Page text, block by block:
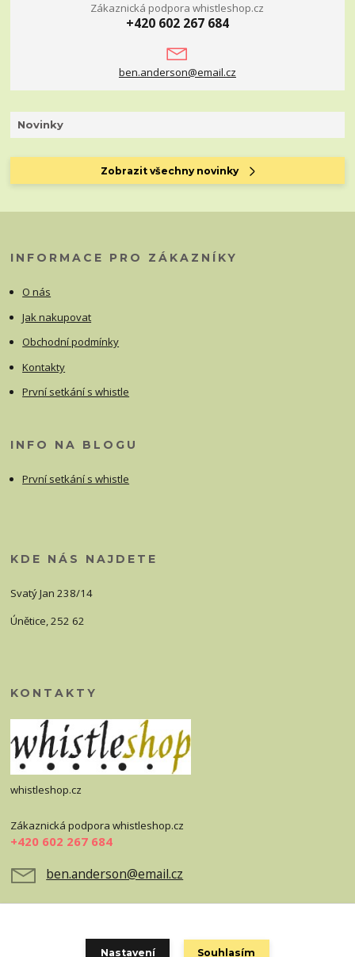
Zákaznická podpora whistleshop.cz
+420 602 267 684
ben.anderson@email.cz
Novinky
Zobrazit všechny novinky
INFORMACE PRO ZÁKAZNÍKY
O nás
Jak nakupovat
Obchodní podmínky
Kontakty
První setkání s whistle
INFO NA BLOGU
První setkání s whistle
KDE NÁS NAJDETE
Svatý Jan 238/14
Únětice, 252 62
KONTAKTY
whistleshop.cz
Zákaznická podpora whistleshop.cz
+420 602 267 684
ben.anderson@email.cz
Nastavení Souhlasím